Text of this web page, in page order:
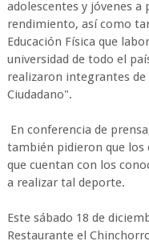
adolescentes y jóvenes
rendimiento, así como
Educación Física que
universidad de todo el
realizaron integrantes
Ciudadano".
En conferencia de
también pidieron que los
que cuentan con los
a realizar tal deporte.
Este sábado 18 de
Restaurante el